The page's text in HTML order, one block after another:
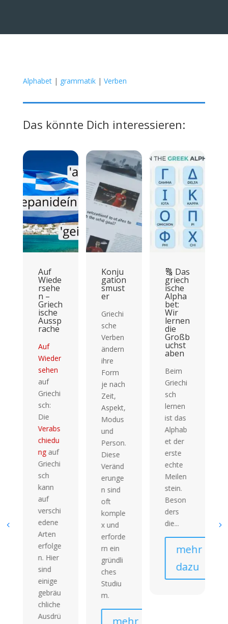
Alphabet| grammatik| Verben
Das könnte Dich interessieren:
Auf
Wiede
rsehe
n –
Griech
ische
Aussp
rache
Auf
Wieder
sehen
auf
Griechi
sch:
Die
Verabs
chiedu
ngauf
Griechi
sch
kann
auf
verschi
edene
Arten
erfolge
n. Hier
sind
einige
gebräu
chliche
Ausdrü
Konju
gation
smust
er
Griechi
sche
Verben
ändern
ihre
Form
je nach
Zeit,
Aspekt,
Modus
und
Person.
Diese
Veränd
erunge
n sind
oft
komple
x und
erforde
rn ein
gründli
ches
Studiu
m.
mehr
🔠 Das
griech
ische
Alpha
bet:
Wir
lernen
die
Großb
uchst
aben
Beim
Griechi
sch
lernen
ist das
Alphab
et der
erste
echte
Meilen
stein.
Beson
ders
die...
mehr
dazu